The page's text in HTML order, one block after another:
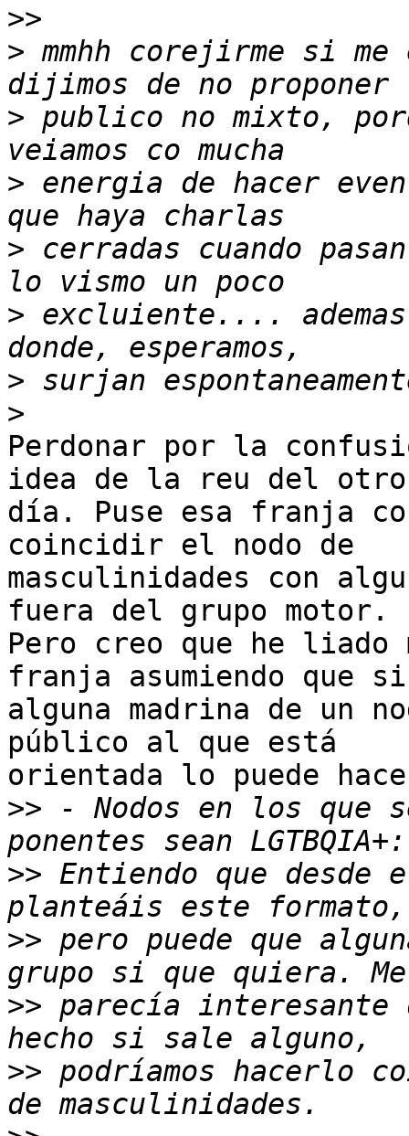
>>
> mmhh corejirme si
> publico no mixto,
> energia de hacer
> cerradas cuando
> excluiente....
>
>
Perdonar por la
idea de la reu del
día. Puse esa franja
coincidir el nodo de
masculinidades con
fuera del grupo motor.
Pero creo que he
franja asumiendo que
alguna madrina de un
público al que está
orientada lo puede
>> - Nodos en los que
>> Entiendo que desde
>> pero puede que
>> parecía
>> podríamos hacerlo